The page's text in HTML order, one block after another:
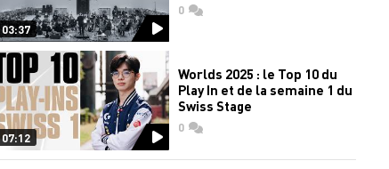
03:37
0commentaires
07:12
Worlds 2025 : le Top 10 du
Play In et de la semaine 1 du
Swiss Stage
0commentaires